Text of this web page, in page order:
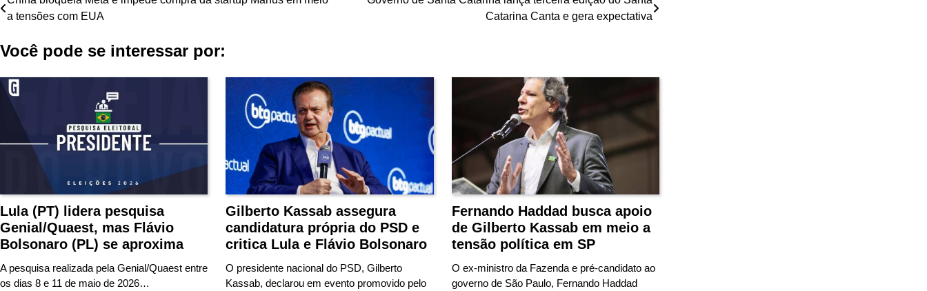
Post
a tensões com EUA
Catarina Canta e gera expectativa
Você pode se interessar por:
Lula (PT) lidera pesquisa
Genial/Quaest, mas Flávio
Bolsonaro (PL) se aproxima
A pesquisa realizada pela Genial/Quaest entre
os dias 8 e 11 de maio de 2026…
Gilberto Kassab assegura
candidatura própria do PSD e
critica Lula e Flávio Bolsonaro
O presidente nacional do PSD, Gilberto
Kassab, declarou em evento promovido pelo
Fernando Haddad busca apoio
de Gilberto Kassab em meio a
tensão política em SP
O ex-ministro da Fazenda e pré-candidato ao
governo de São Paulo, Fernando Haddad